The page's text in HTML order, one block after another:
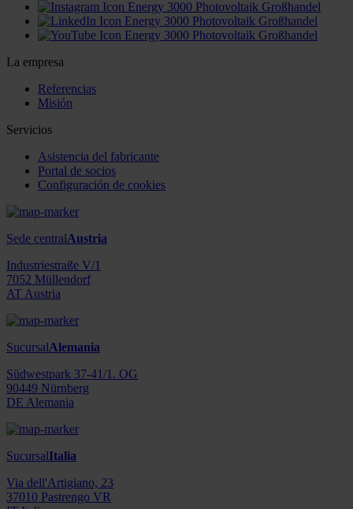
La empresa
Referencias
Misión
Servicios
Asistencia del fabricante
Portal de socios
Configuración de cookies
Sede centralAustria
Industriestraße V/1
7052 Müllendorf
AT Austria
SucursalAlemania
Südwestpark 37-41/1. OG
90449 Nürnberg
DE Alemania
SucursalItalia
Via dell'Artigiano, 23
37010 Pastrengo VR